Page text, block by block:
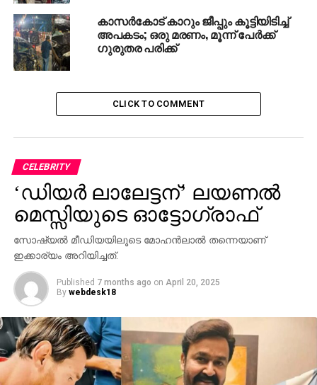
കാസര്‍കോട് കാറും ജീപ്പും കൂട്ടിയിടിച്ച്
അപകടം; ഒരു മരണം, മൂന്ന് പേര്‍ക്ക്
ഗുരുതര പരിക്ക്
CLICK TO COMMENT
CELEBRITY
‘ഡിയര്‍ ലാലേട്ടന്’ ലയണല്‍
മെസ്സിയുടെ ഓട്ടോഗ്രാഫ്
സോഷ്യല്‍ മീഡിയയിലൂടെ മോഹന്‍ലാല്‍ തന്നെയാണ്
ഇക്കാര്യം അറിയിച്ചത്.
Published 7 months ago on April 20, 2025
By webdesk18